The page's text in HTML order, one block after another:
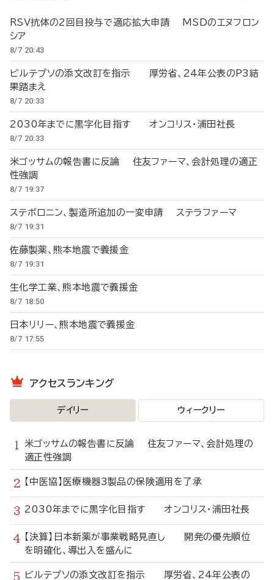
RSV抗体の2回目投与で適応拡大申請 MSDのエヌフロン
シア
8/7 20:43
ビルテプソの添文改訂を指示 厚労省、24年公表のP3結
果踏まえ
8/7 20:33
2030年までに黒字化目指す オンコリス・浦田社長
8/7 20:33
米ゴッサムの報告書に反論 住友ファーマ、会計処理の適正
性強調
8/7 19:37
ステボロニン、製造所追加の一変申請 ステラファーマ
8/7 19:31
佐藤製薬、熊本地震で義援金
8/7 19:31
生化学工業、熊本地震で義援金
8/7 18:50
日本リリー、熊本地震で義援金
8/7 17:55
アクセスランキング
デイリー ウィークリー
米ゴッサムの報告書に反論 住友ファーマ、会計処理の
適正性強調
【中医協】医療機器3製品の保険適用を了承
2030年までに黒字化目指す オンコリス・浦田社長
【決算】日本新薬が事業戦略見直し 開発の優先順位
を明確化、導出入を盛んに
ビルテプソの添文改訂を指示 厚労省、24年公表の